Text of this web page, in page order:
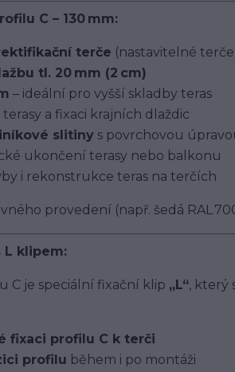
C – 130 mm:
terče (nastavitelné
tl. 20 mm (2 cm)
– ideální pro vyšší skladby teras
a fixaci krajních dlaždic
slitiny s povrchovou
ukončení terasy nebo balkonu
i rekonstrukce teras na terčích
provedení (např. šedá RAL
L klipem:
C je speciální fixační klip „L“, který
fixaci profilu C k terči
profilu během i po montáži